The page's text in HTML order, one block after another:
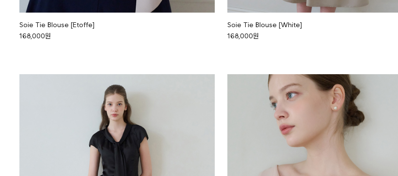
Soie Tie Blouse [Etoffe]
168,000원
Soie Tie Blouse [White]
168,000원